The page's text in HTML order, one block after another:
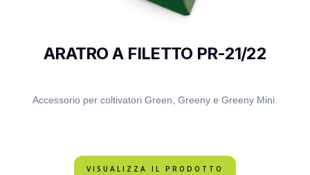
ARATRO A FILETTO PR-21/22
Accessorio per coltivatori Green, Greeny e Greeny Mini.
VISUALIZZA IL PRODOTTO